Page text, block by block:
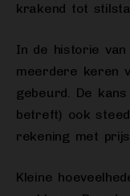
krakend tot
In de historie
meerdere keren
gebeurd. De
betreft) ook
rekening met
Kleine